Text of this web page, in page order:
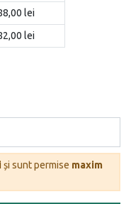
lei
lei
și sunt permise maxim